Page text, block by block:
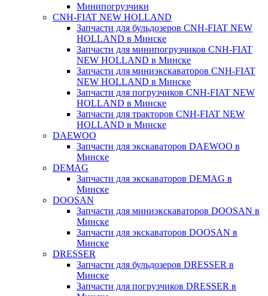
Минипогрузчики
CNH-FIAT NEW HOLLAND
Запчасти для бульдозеров CNH-FIAT NEW
HOLLAND в Минске
Запчасти для минипогрузчиков CNH-FIAT
NEW HOLLAND в Минске
Запчасти для миниэкскаваторов CNH-FIAT
NEW HOLLAND в Минске
Запчасти для погрузчиков CNH-FIAT NEW
HOLLAND в Минске
Запчасти для тракторов CNH-FIAT NEW
HOLLAND в Минске
DAEWOO
Запчасти для экскаваторов DAEWOO в
Минске
DEMAG
Запчасти для экскаваторов DEMAG в
Минске
DOOSAN
Запчасти для миниэкскаваторов DOOSAN в
Минске
Запчасти для экскаваторов DOOSAN в
Минске
DRESSER
Запчасти для бульдозеров DRESSER в
Минске
Запчасти для погрузчиков DRESSER в